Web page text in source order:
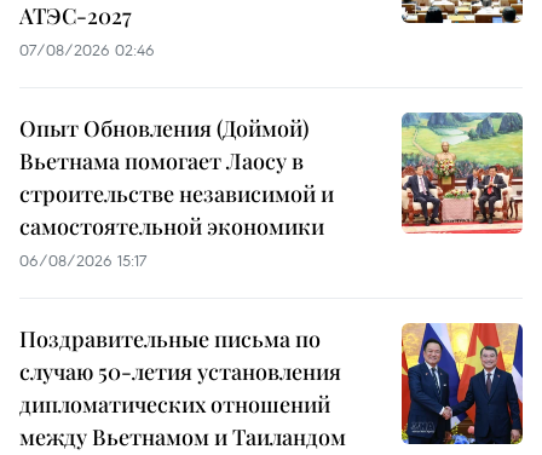
АТЭС-2027
07/08/2026 02:46
Опыт Обновления (Доймой)
Вьетнама помогает Лаосу в
строительстве независимой и
самостоятельной экономики
06/08/2026 15:17
Поздравительные письма по
случаю 50-летия установления
дипломатических отношений
между Вьетнамом и Таиландом